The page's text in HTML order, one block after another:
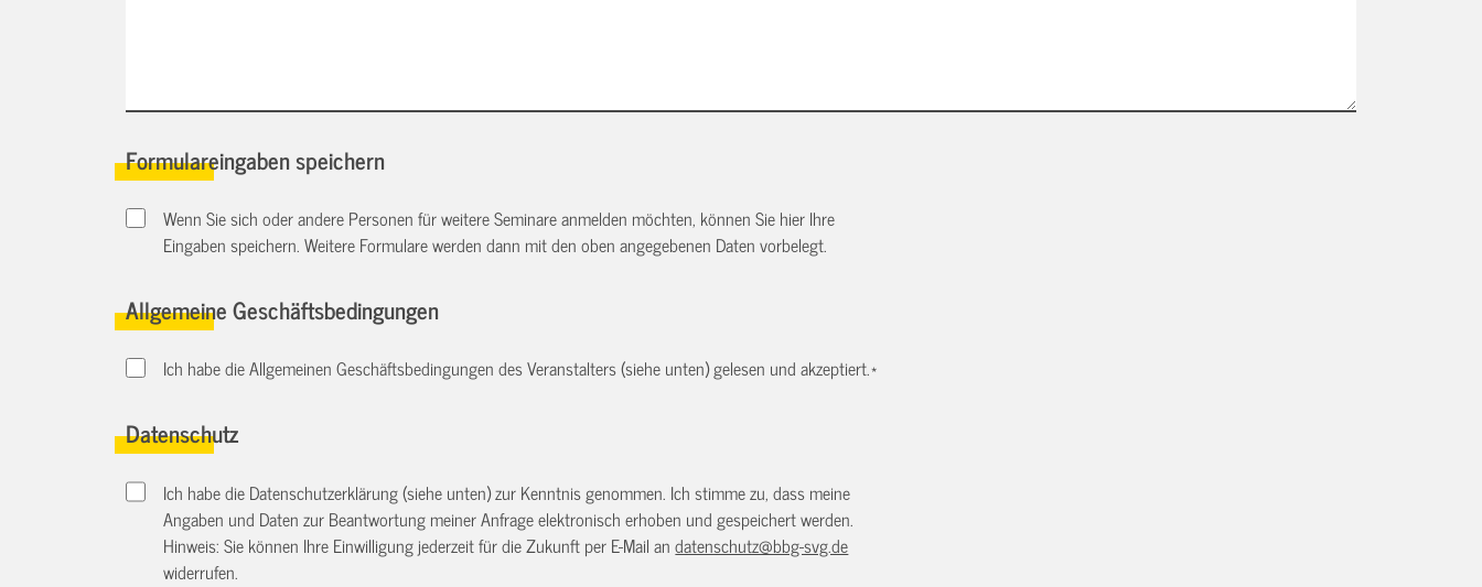
Formulareingaben speichern
Wenn Sie sich oder andere Personen für weitere Seminare anmelden möchten, können Sie hier Ihre
Eingaben speichern. Weitere Formulare werden dann mit den oben angegebenen Daten vorbelegt.
Allgemeine Geschäftsbedingungen
Ich habe die Allgemeinen Geschäftsbedingungen des Veranstalters (siehe unten) gelesen und akzeptiert.*
Datenschutz
Ich habe die Datenschutzerklärung (siehe unten) zur Kenntnis genommen. Ich stimme zu, dass meine
Angaben und Daten zur Beantwortung meiner Anfrage elektronisch erhoben und gespeichert werden.
Hinweis: Sie können Ihre Einwilligung jederzeit für die Zukunft per E-Mail andatenschutz@bbg-svg.de
widerrufen.